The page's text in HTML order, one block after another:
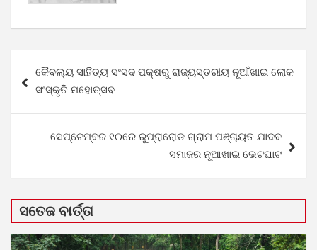
navigation
କୈବଲ୍ୟ ସାହିତ୍ୟ ସଂସଦ ପକ୍ଷରୁ ରାଜ୍ୟସ୍ତରୀୟ ନୂଆଁଖାଇ ଲୋକ
ସଂସ୍କୃତି ମହୋତ୍ସବ
ସେପ୍ଟେମ୍ବର ୧୦ରେ ରୁପ୍ରାରୋଡ ଗ୍ରାମ ପଞ୍ଚାୟତ ଯାଦବ
ସମାଜର ନୂଆଖାଇ ଭେଟଘାଟ
ସତେଜ ବାର୍ତ୍ତା